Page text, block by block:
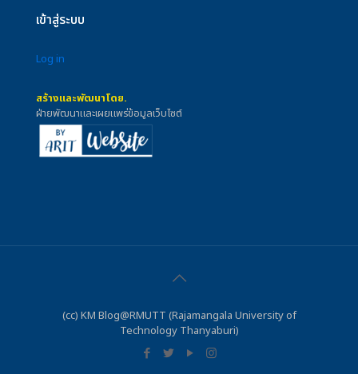
เข้าสู่ระบบ
Log in
สร้างและพัฒนาโดย.
ฝ่ายพัฒนาและเผยแพร่ข้อมูลเว็บไซต์
(cc) KM Blog@RMUTT (Rajamangala University of
Technology Thanyaburi)